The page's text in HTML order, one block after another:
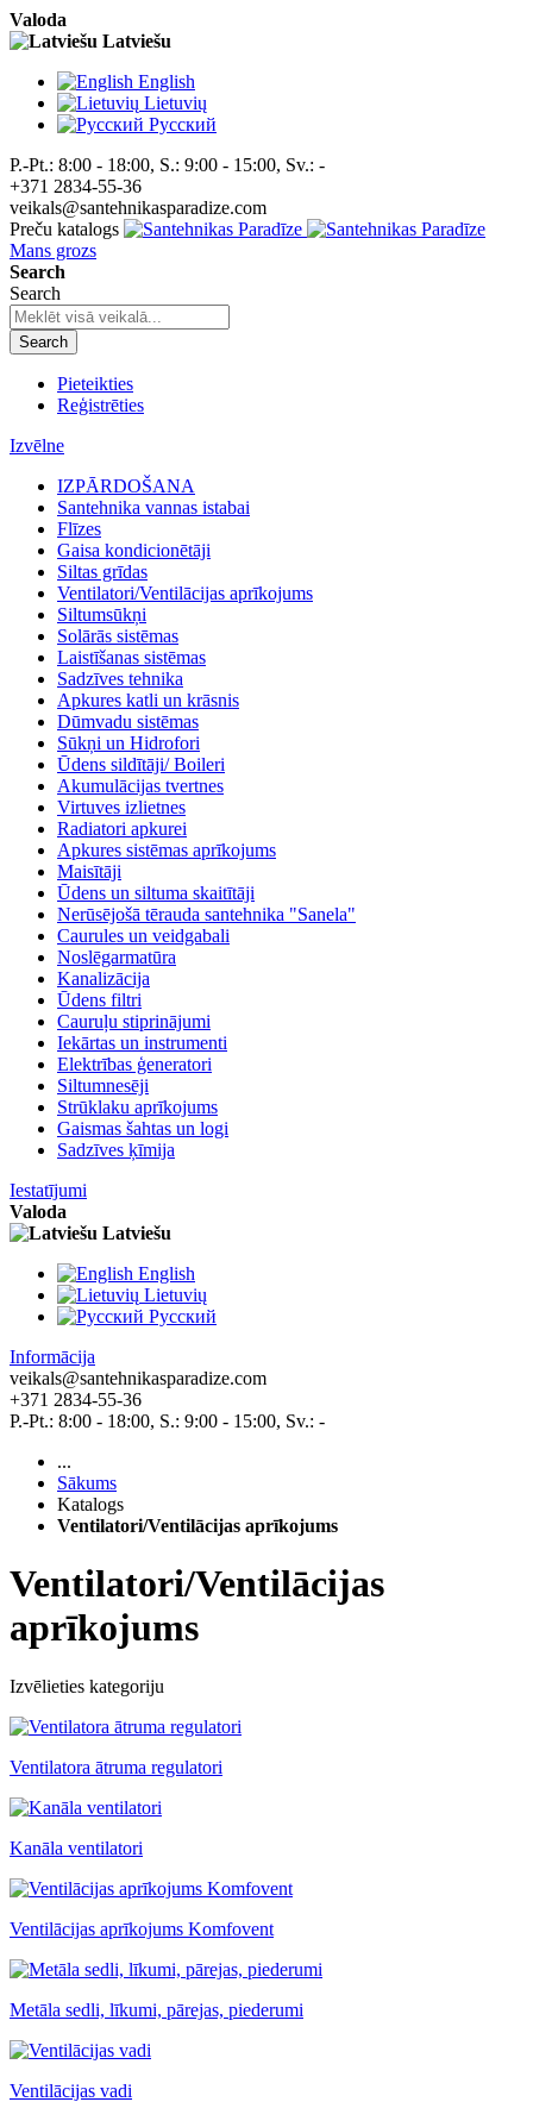
Valoda
Latviešu
English
Lietuvių
Pусский
P.-Pt.: 8:00 - 18:00, S.: 9:00 - 15:00, Sv.: -
+371 2834-55-36
veikals@santehnikasparadize.com
Preču katalogs
Mans grozs
Search
Search
Search
Pieteikties
Reģistrēties
Izvēlne
IZPĀRDOŠANA
Santehnika vannas istabai
Flīzes
Gaisa kondicionētāji
Siltas grīdas
Ventilatori/Ventilācijas aprīkojums
Siltumsūkņi
Solārās sistēmas
Laistīšanas sistēmas
Sadzīves tehnika
Apkures katli un krāsnis
Dūmvadu sistēmas
Sūkņi un Hidrofori
Ūdens sildītāji/ Boileri
Akumulācijas tvertnes
Virtuves izlietnes
Radiatori apkurei
Apkures sistēmas aprīkojums
Maisītāji
Ūdens un siltuma skaitītāji
Nerūsējošā tērauda santehnika "Sanela"
Caurules un veidgabali
Noslēgarmatūra
Kanalizācija
Ūdens filtri
Cauruļu stiprinājumi
Iekārtas un instrumenti
Elektrības ģeneratori
Siltumnesēji
Strūklaku aprīkojums
Gaismas šahtas un logi
Sadzīves ķīmija
Iestatījumi
Valoda
Latviešu
English
Lietuvių
Pусский
Informācija
veikals@santehnikasparadize.com
+371 2834-55-36
P.-Pt.: 8:00 - 18:00, S.: 9:00 - 15:00, Sv.: -
...
Sākums
Katalogs
Ventilatori/Ventilācijas aprīkojums
Ventilatori/Ventilācijas
aprīkojums
Izvēlieties kategoriju
Ventilatora ātruma regulatori
Kanāla ventilatori
Ventilācijas aprīkojums Komfovent
Metāla sedli, līkumi, pārejas, piederumi
Ventilācijas vadi